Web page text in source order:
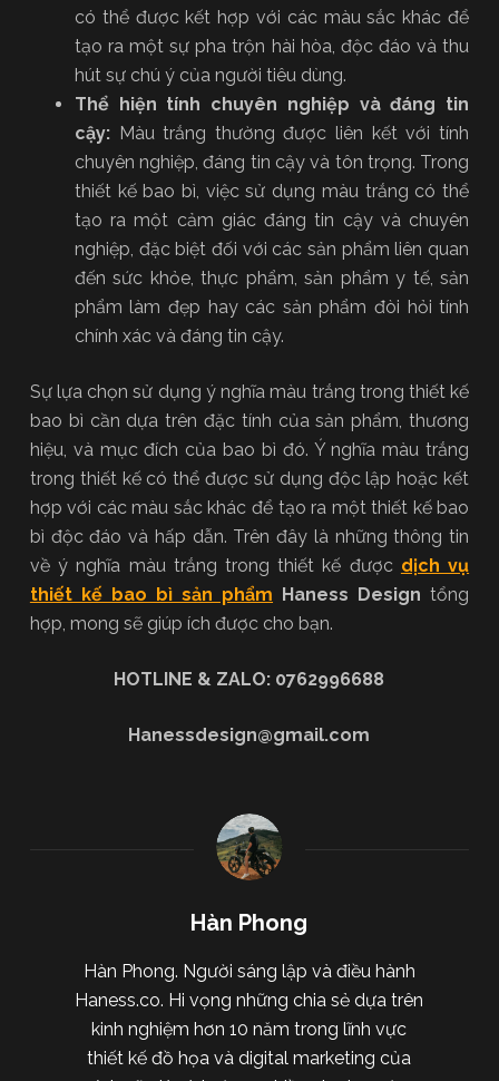
có thể được kết hợp với các màu sắc khác để
tạo ra một sự pha trộn hài hòa, độc đáo và thu
hút sự chú ý của người tiêu dùng.
Thể hiện tính chuyên nghiệp và đáng tin
cậy:Màu trắng thường được liên kết với tính
chuyên nghiệp, đáng tin cậy và tôn trọng. Trong
thiết kế bao bì, việc sử dụng màu trắng có thể
tạo ra một cảm giác đáng tin cậy và chuyên
nghiệp, đặc biệt đối với các sản phẩm liên quan
đến sức khỏe, thực phẩm, sản phẩm y tế, sản
phẩm làm đẹp hay các sản phẩm đòi hỏi tính
chính xác và đáng tin cậy.
Sự lựa chọn sử dụng ý nghĩa màu trắng trong thiết kế
bao bì cần dựa trên đặc tính của sản phẩm, thương
hiệu, và mục đích của bao bì đó. Ý nghĩa màu trắng
trong thiết kế có thể được sử dụng độc lập hoặc kết
hợp với các màu sắc khác để tạo ra một thiết kế bao
bì độc đáo và hấp dẫn. Trên đây là những thông tin
về ý nghĩa màu trắng trong thiết kế được dịch vụ
thiết kế bao bì sản phẩm Haness Design tổng
hợp, mong sẽ giúp ích được cho bạn.
HOTLINE & ZALO: 0762996688
Hanessdesign@gmail.com
Hàn Phong
Hàn Phong. Người sáng lập và điều hành
Haness.co. Hi vọng những chia sẻ dựa trên
kinh nghiệm hơn 10 năm trong lĩnh vực
thiết kế đồ họa và digital marketing của